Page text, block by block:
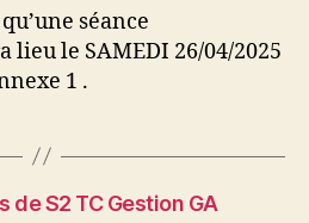
séance
lieu le SAMEDI 26/04/2025
1 .
de S2 TC Gestion GA